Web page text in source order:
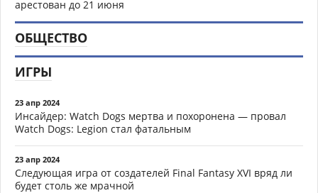
арестован до 21 июня
ОБЩЕСТВО
ИГРЫ
23 апр 2024
Инсайдер: Watch Dogs мертва и похоронена — провал
Watch Dogs: Legion стал фатальным
23 апр 2024
Следующая игра от создателей Final Fantasy XVI вряд ли
будет столь же мрачной